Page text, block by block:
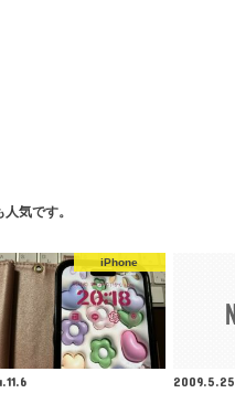
気です。
iPhone
2009.5.25